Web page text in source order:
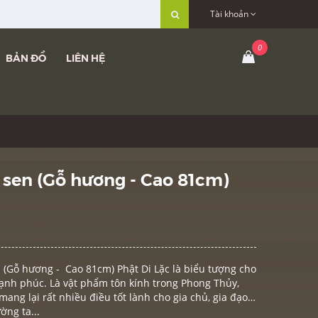
Tài khoản
BẢN ĐỒ LIÊN HỆ
(Gỗ hương - Cao 81cm)
hương - Cao 81cm) Phật Di Lặc là biểu tượng cho
phúc. Là vật phẩm tôn kính trong Phong Thủy,
lại rất nhiều điều tốt lành cho gia chủ, gia đạo…
ta...